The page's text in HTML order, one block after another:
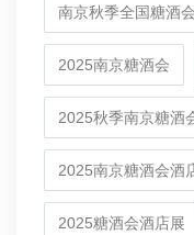
南京秋季全国糖酒会
2025南京糖酒会
2025秋季南京糖酒
2025南京糖酒会酒
2025糖酒会酒店展